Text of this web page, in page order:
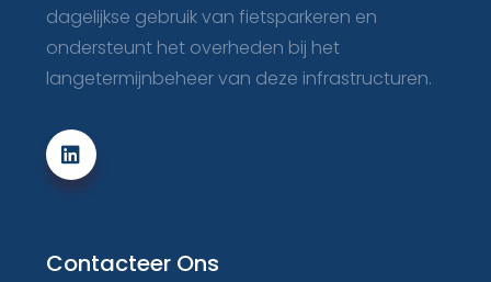
dagelijkse gebruik van fietsparkeren en
ondersteunt het overheden bij het
langetermijnbeheer van deze infrastructuren.
Contacteer Ons